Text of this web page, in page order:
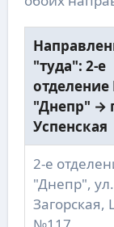
"туда": 2-е
отделение
"Днепр" →
Успенская
2-е
"Днепр", ул.
Загорская,